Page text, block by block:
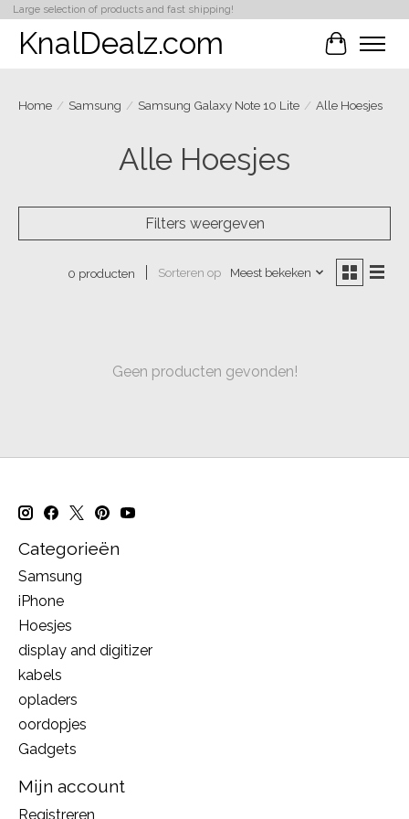
Large selection of products and fast shipping!
KnalDealz.com
Home / Samsung / Samsung Galaxy Note 10 Lite / Alle Hoesjes
Alle Hoesjes
Filters weergeven
0 producten Sorteren op Meest bekeken
Geen producten gevonden!
Categorieën
Samsung
iPhone
Hoesjes
display and digitizer
kabels
opladers
oordopjes
Gadgets
Mijn account
Registreren